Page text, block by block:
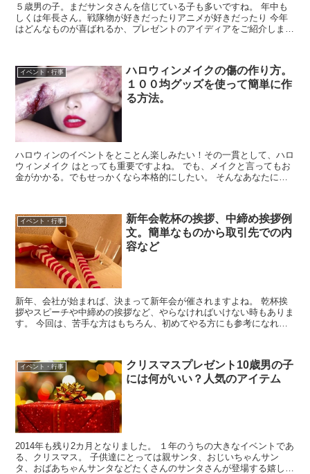
５歳男の子。まだサンタさんを信じている子も多いですね。 年中も
しくは年長さん。戦隊物が好きだったりアニメが好きだったり 今年
はどんなものが喜ばれるか、プレゼントのアイディアをご紹介しま
イベント・行事
ハロウィンメイクの傷の作り方。
１００均グッズを使って簡単に作
る方法。
ハロウィンのイベントをとことん楽しみたい！その一貫として、ハロ
ウィンメイク はとっても重要ですよね。 でも、メイクと言ってもお
金がかかる。でもせっかくなら本格的にしたい。 そんなあなたにピ
イベント・行事
新年会乾杯の挨拶、中締め挨拶例
文。簡単なものから取引先での内
容など
新年、会社が始まれば、決まって新年会が催されますよね。 乾杯挨
拶やスピーチや中締めの挨拶など、やらなければいけない時もありま
す。 今回は、苦手な方はもちろん、初めてやる方にも参考になれ
イベント・行事
クリスマスプレゼント10歳男の子
には何がいい？人気のアイテム
2014年も残り2カ月となりました。 １年のうちの大きなイベントであ
る、クリスマス。 子供達にとっては親サンタ、おじいちゃんサン
タ、おばあちゃんサンタなどたくさんのサンタさんが登場する嬉しい